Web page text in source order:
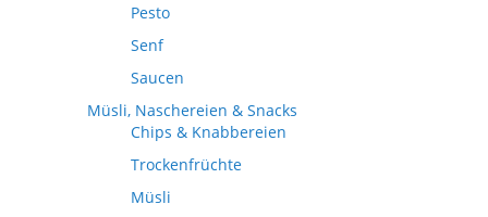
Pesto
Senf
Saucen
Müsli, Naschereien & Snacks
Chips & Knabbereien
Trockenfrüchte
Müsli